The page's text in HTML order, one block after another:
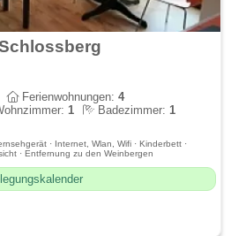
Ferienwohnungen:4
1 Badezimmer:1
· Internet, Wlan, Wifi · Kinderbett ·
· Entfernung zu den Weinbergen